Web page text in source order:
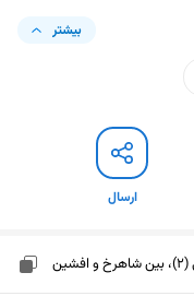
بیشتر
ارسال